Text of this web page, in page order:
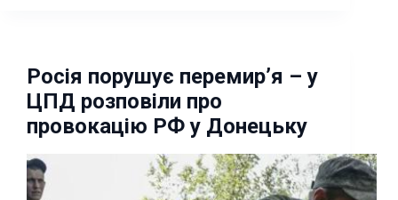
Росія порушує перемирʼя – у
ЦПД розповіли про
провокацію РФ у Донецьку